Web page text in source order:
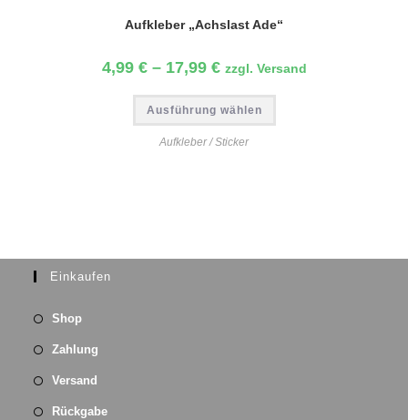
Aufkleber „Achslast Ade“
4,99 €– 17,99 € zzgl. Versand
Ausführung wählen
Aufkleber / Sticker
Einkaufen
Shop
Zahlung
Versand
Rückgabe